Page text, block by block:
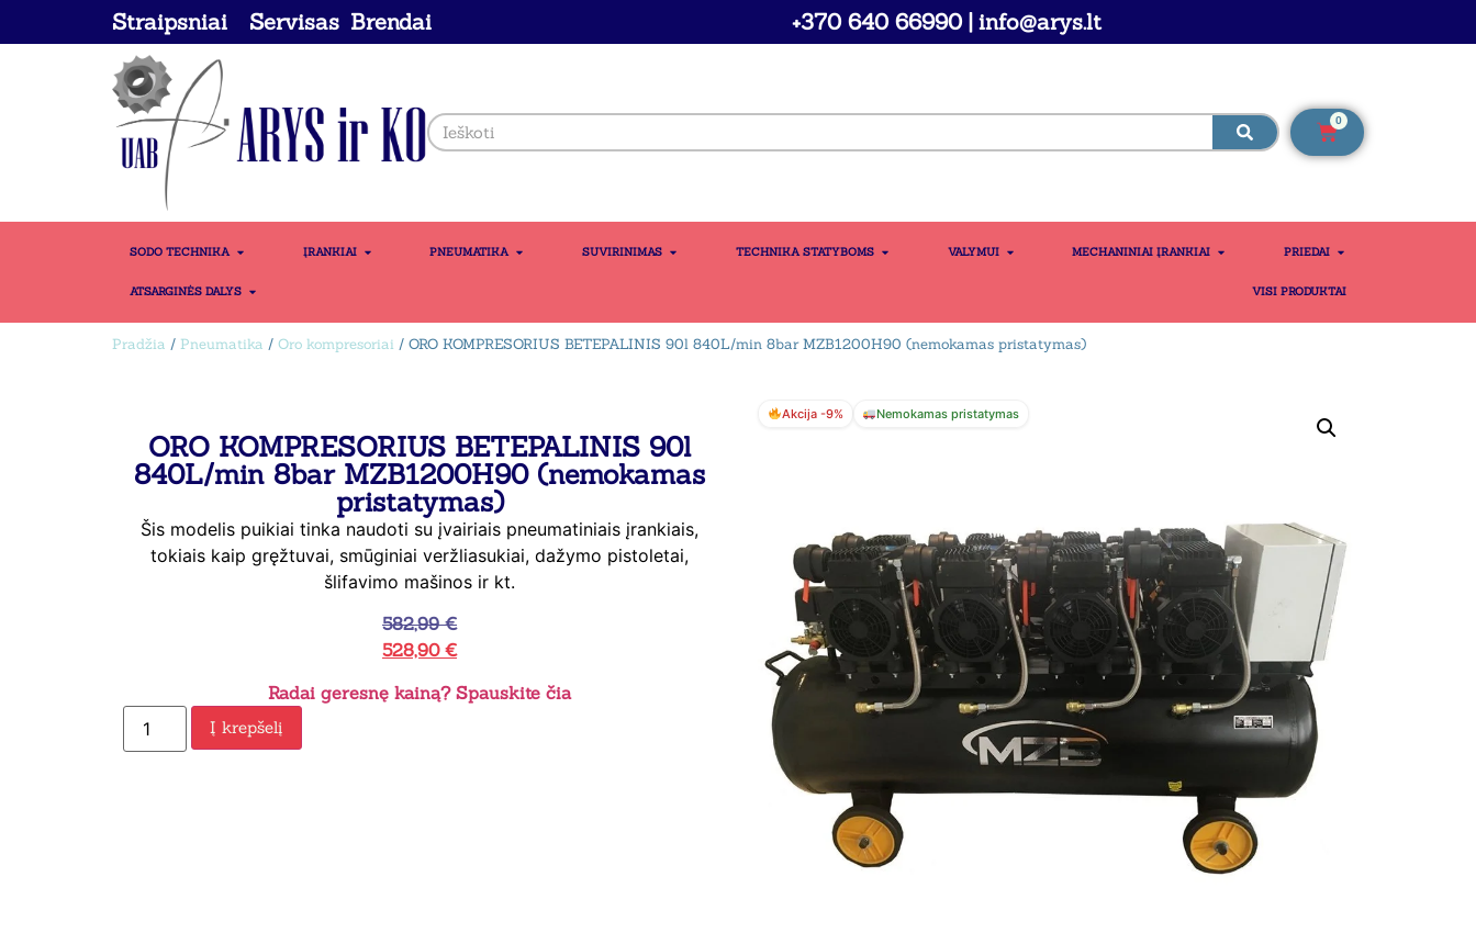
Straipsniai Servisas Brendai +370 640 66990 | info@arys.lt
0
SODO TECHNIKA ĮRANKIAI PNEUMATIKA SUVIRINIMAS TECHNIKA STATYBOMS VALYMUI MECHANINIAI ĮRANKIAI PRIEDAI
ATSARGINĖS DALYS VISI PRODUKTAI
Pradžia / Pneumatika / Oro kompresoriai / ORO KOMPRESORIUS BETEPALINIS 90l 840L/min 8bar MZB1200H90 (nemokamas pristatymas)
ORO KOMPRESORIUS BETEPALINIS 90l
840L/min 8bar MZB1200H90 (nemokamas
pristatymas)
Šis modelis puikiai tinka naudoti su įvairiais pneumatiniais įrankiais,
tokiais kaip gręžtuvai, smūginiai veržliasukiai, dažymo pistoletai,
šlifavimo mašinos ir kt.
582,99€
528,90 €
Radai geresnę kainą? Spauskite čia
Į krepšelį
Akcija -9% Nemokamas pristatymas